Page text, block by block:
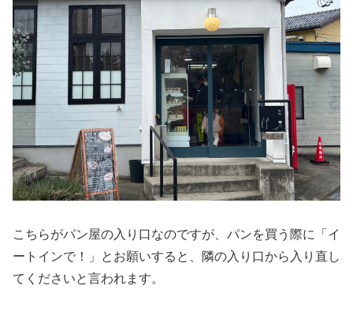
こちらがパン屋の入り口なのですが、パンを買う際に「イ
ートインで！」とお願いすると、隣の入り口から入り直し
てくださいと言われます。